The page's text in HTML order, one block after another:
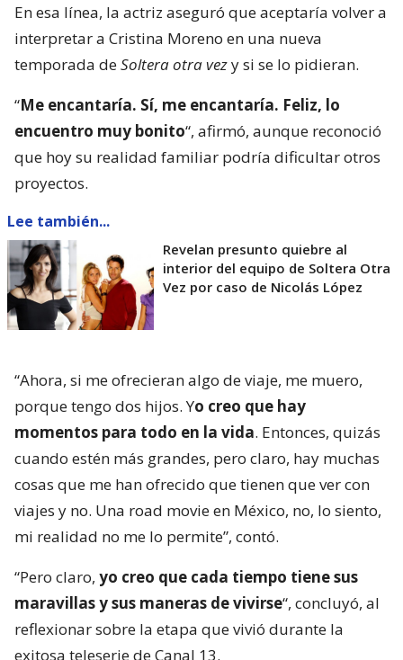
En esa línea, la actriz aseguró que aceptaría volver a
interpretar a Cristina Moreno en una nueva
temporada deSoltera otra vezy si se lo pidieran.
“Me encantaría. Sí, me encantaría. Feliz, lo
encuentro muy bonito“, afirmó, aunque reconoció
que hoy su realidad familiar podría dificultar otros
proyectos.
Lee también...
Revelan presunto quiebre al
interior del equipo de Soltera Otra
Vez por caso de Nicolás López
“Ahora, si me ofrecieran algo de viaje, me muero,
porque tengo dos hijos. Yo creo que hay
momentos para todo en la vida. Entonces, quizás
cuando estén más grandes, pero claro, hay muchas
cosas que me han ofrecido que tienen que ver con
viajes y no. Una road movie en México, no, lo siento,
mi realidad no me lo permite”, contó.
“Pero claro, yo creo que cada tiempo tiene sus
maravillas y sus maneras de vivirse“, concluyó, al
reflexionar sobre la etapa que vivió durante la
exitosa teleserie de Canal 13.